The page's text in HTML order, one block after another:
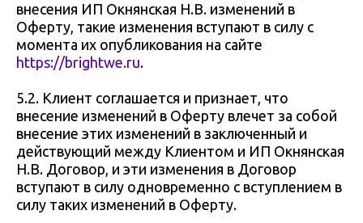
внесения ИП Окнянская Н.В. изменений в
Оферту, такие изменения вступают в силу с
момента их опубликования на сайте
https://brightwe.ru.
5.2. Клиент соглашается и признает, что
внесение изменений в Оферту влечет за собой
внесение этих изменений в заключенный и
действующий между Клиентом и ИП Окнянская
Н.В. Договор, и эти изменения в Договор
вступают в силу одновременно с вступлением в
силу таких изменений в Оферту.